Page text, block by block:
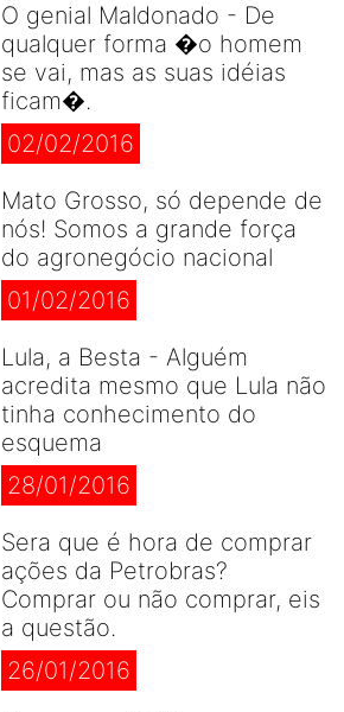
O genial Maldonado - De
qualquer forma �o homem
se vai, mas as suas idéias
ficam�.
02/02/2016
Mato Grosso, só depende de
nós! Somos a grande força
do agronegócio nacional
01/02/2016
Lula, a Besta - Alguém
acredita mesmo que Lula não
tinha conhecimento do
esquema
28/01/2016
Sera que é hora de comprar
ações da Petrobras?
Comprar ou não comprar, eis
a questão.
26/01/2016